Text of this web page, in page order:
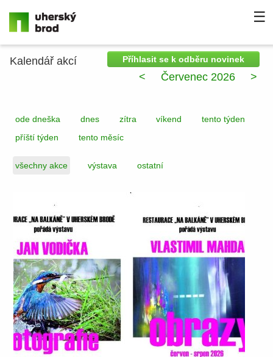
☰
Kalendář akcí Příhlasit se k odběru novinek
< Červenec 2026 >
ode dneška dnes zítra víkend
tento týden
příští týden
tento měsíc
všechny akce výstava ostatní